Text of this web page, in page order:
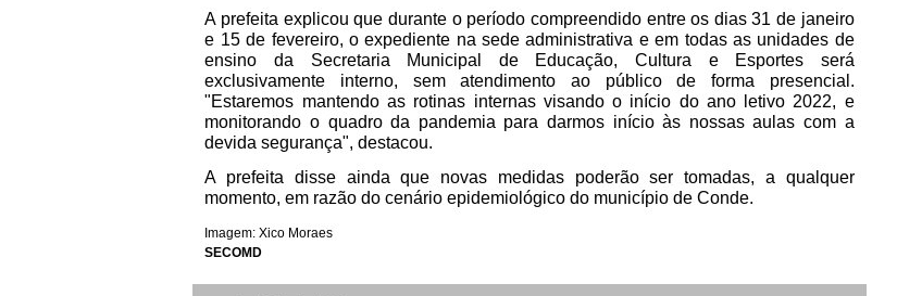
A prefeita explicou que durante o período compreendido entre os dias 31 de janeiro
e 15 de fevereiro, o expediente na sede administrativa e em todas as unidades de
ensino da Secretaria Municipal de Educação, Cultura e Esportes será
exclusivamente interno, sem atendimento ao público de forma presencial.
"Estaremos mantendo as rotinas internas visando o início do ano letivo 2022, e
monitorando o quadro da pandemia para darmos início às nossas aulas com a
devida segurança", destacou.
A prefeita disse ainda que novas medidas poderão ser tomadas, a qualquer
momento, em razão do cenário epidemiológico do município de Conde.
Imagem: Xico Moraes
SECOMD